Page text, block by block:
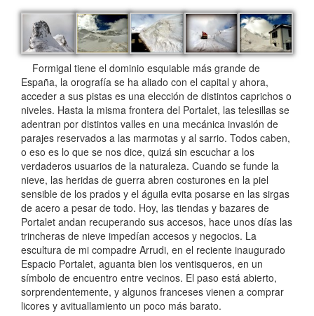
Formigal tiene el dominio esquiable más grande de
España, la orografía se ha aliado con el capital y ahora,
acceder a sus pistas es una elección de distintos caprichos o
niveles. Hasta la misma frontera del Portalet, las telesillas se
adentran por distintos valles en una mecánica invasión de
parajes reservados a las marmotas y al sarrio. Todos caben,
o eso es lo que se nos dice, quizá sin escuchar a los
verdaderos usuarios de la naturaleza. Cuando se funde la
nieve, las heridas de guerra abren costurones en la piel
sensible de los prados y el águila evita posarse en las sirgas
de acero a pesar de todo. Hoy, las tiendas y bazares de
Portalet andan recuperando sus accesos, hace unos días las
trincheras de nieve impedían accesos y negocios. La
escultura de mi compadre Arrudi, en el reciente inaugurado
Espacio Portalet, aguanta bien los ventisqueros, en un
símbolo de encuentro entre vecinos. El paso está abierto,
sorprendentemente, y algunos franceses vienen a comprar
licores y avituallamiento un poco más barato.